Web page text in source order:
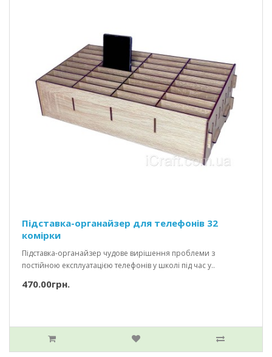
Підставка-органайзер для телефонів 32
комірки
Підставка-органайзер чудове вирішення проблеми з
постійною експлуатацією телефонів у школі під час у..
470.00грн.